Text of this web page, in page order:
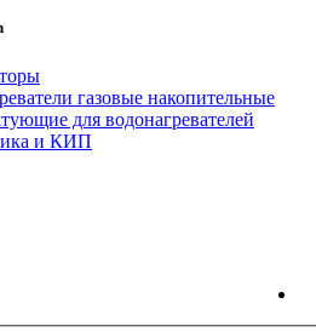
газовые накопительные
для водонагревателей
и КИП